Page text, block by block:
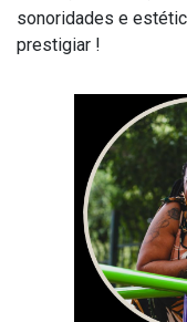
sonoridades e
prestigiar !